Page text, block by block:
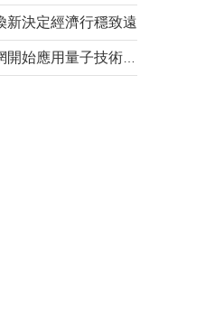
新決定經濟行穩致遠